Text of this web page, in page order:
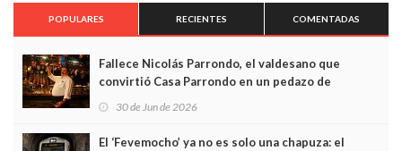
POPULARES RECIENTES COMENTADAS
Fallece Nicolás Parrondo, el valdesano que
convirtió Casa Parrondo en un pedazo de
Asturias en Madrid
30 de Jun de 2026
El ‘Fevemocho’ ya no es solo una chapuza: el